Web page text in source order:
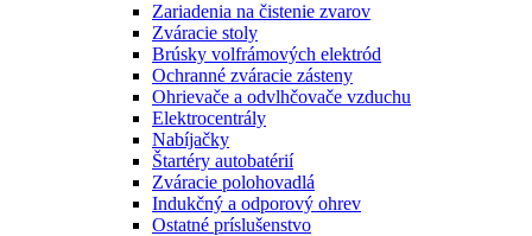
Zariadenia na čistenie zvarov
Zváracie stoly
Brúsky volfrámových elektród
Ochranné zváracie zásteny
Ohrievače a odvlhčovače vzduchu
Elektrocentrály
Nabíjačky
Štartéry autobatérií
Zváracie polohovadlá
Indukčný a odporový ohrev
Ostatné príslušenstvo